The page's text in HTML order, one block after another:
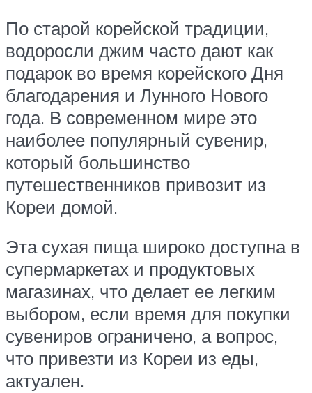
По старой корейской традиции,
водоросли джим часто дают как
подарок во время корейского Дня
благодарения и Лунного Нового
года. В современном мире это
наиболее популярный сувенир,
который большинство
путешественников привозит из
Кореи домой.
Эта сухая пища широко доступна в
супермаркетах и продуктовых
магазинах, что делает ее легким
выбором, если время для покупки
сувениров ограничено, а вопрос,
что привезти из Кореи из еды,
актуален.